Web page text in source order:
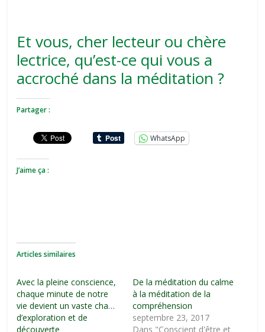
Et vous, cher lecteur ou chère
lectrice, qu’est-ce qui vous a
accroché dans la méditation ?
Partager :
WhatsApp
J’aime ça :
Articles similaires
Avec la pleine conscience,
chaque minute de notre
vie devient un vaste champ
d’exploration et de
découverte
De la méditation du calme
à la méditation de la
compréhension
septembre 23, 2017
Dans "Conscient d'être et